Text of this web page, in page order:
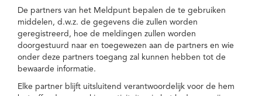
De partners van het Meldpunt bepalen de te gebruiken
middelen, d.w.z. de gegevens die zullen worden
geregistreerd, hoe de meldingen zullen worden
doorgestuurd naar en toegewezen aan de partners en wie
onder deze partners toegang zal kunnen hebben tot de
bewaarde informatie.
Elke partner blijft uitsluitend verantwoordelijk voor de hem